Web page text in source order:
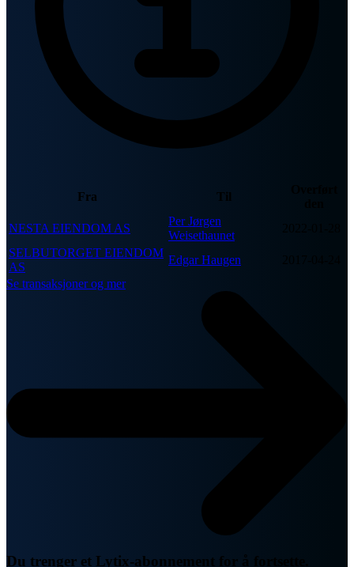
Fra Til
NESTA EIENDOM AS
Per Jørgen
Weisethaunet
SELBUTORGET EIENDOM
AS
Edgar Haugen
Se transaksjoner og mer
Du trenger et Lytix-abonnement for å fortsette.